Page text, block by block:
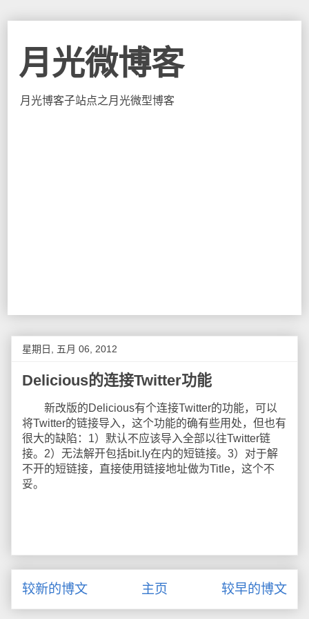
月光微博客
月光博客子站点之月光微型博客
星期日, 五月 06, 2012
Delicious的连接Twitter功能
新改版的Delicious有个连接Twitter的功能，可以
将Twitter的链接导入，这个功能的确有些用处，但也有
很大的缺陷：1）默认不应该导入全部以往Twitter链
接。2）无法解开包括bit.ly在内的短链接。3）对于解
不开的短链接，直接使用链接地址做为Title，这个不
妥。
较新的博文 较早的博文
主页